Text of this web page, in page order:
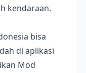
kendaraan.
bisa
di aplikasi
Mod